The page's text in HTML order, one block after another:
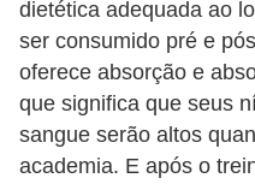
dietética adequada ao
ser consumido pré e
oferece absorção e
que significa que seus
sangue serão altos
academia. E após o